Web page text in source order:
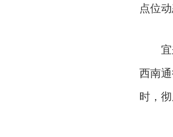
点位
西南
时，